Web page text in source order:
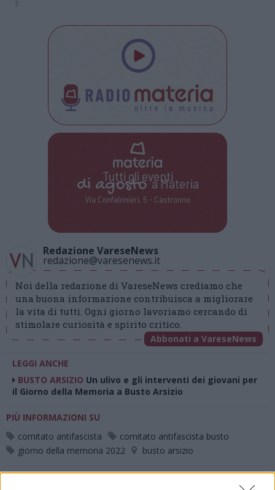
Tutti gli eventi
di agostoa Materia
Via Confalonieri, 5 - Castronno
Redazione VareseNews
redazione@varesenews.it
Noi della redazione di VareseNews crediamo che
una buona informazione contribuisca a migliorare
la vita di tutti. Ogni giorno lavoriamo cercando di
stimolare curiosità e spirito critico.
Abbonati a VareseNews
LEGGI ANCHE
BUSTO ARSIZIO Un ulivo e gli interventi dei giovani per
il Giorno della Memoria a Busto Arsizio
PIÙ INFORMAZIONI SU
comitato antifascista
comitato antifascista busto
giorno della memoria 2022
busto arsizio